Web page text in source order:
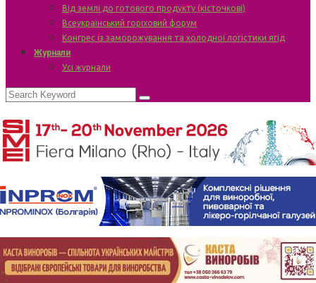
Від землі до готового продукту (кісточкові)
Всеукраїнський горіховий форум
Конгрес із заморожування та холодної логістики ягід
Журнали
Усі журнали